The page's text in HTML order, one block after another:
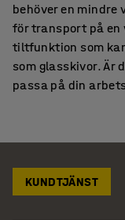
behöver en
för transport på en
tiltfunktion som
som glasskivor. Är
passa på din
KUNDTJÄNST